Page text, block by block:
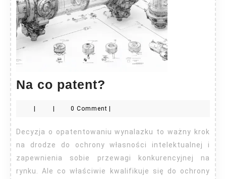
Na co patent?
patent?
| | 0 Comment |
Decyzja o opatentowaniu wynalazku to ważny krok
na drodze do ochrony własności intelektualnej i
zapewnienia sobie przewagi konkurencyjnej na
rynku. Ale co właściwie kwalifikuje się do ochrony